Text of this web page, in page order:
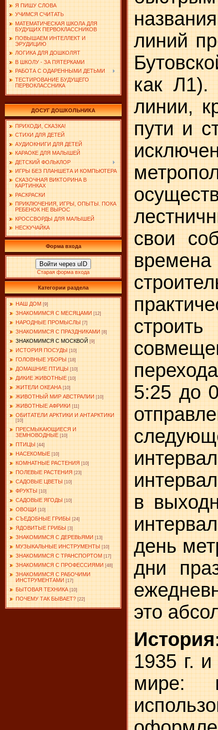
Я ПИШУ СЛОВА
УЧИМСЯ СЧИТАТЬ
МАТЕМАТИЧЕСКАЯ ШКОЛА ДЛЯ
БУДУЩИХ ПЕРВОКЛАССНИКОВ
ПОВЫШАЕМ ИНТЕЛЛЕКТ И
ЭРУДИЦИЮ
ЛОГИКА ДЛЯ ДОШКОЛЯТ
В ШКОЛУ - ЗА ПЯТЕРКАМИ
РАБОТА С ОДАРЕННЫМИ ДЕТЬМИ
ТЕСТИРОВАНИЕ БУДУЩЕГО
ПЕРВОКЛАССНИКА
ДОСУГ ДОШКОЛЬНИКА
ПРИХОДИ, СКАЗКА!
СТИХИ ДЛЯ ДЕТЕЙ
АУДИОКНИГИ ДЛЯ ДЕТЕЙ
КАРАОКЕ ДЛЯ МАЛЫШЕЙ
ДЕТСКИЙ ФОЛЬКЛОР
ИГРЫ БЕЗ ПЛАНШЕТА И КОМПЬЮТЕРА
СКАЗОЧНАЯ ВИКТОРИНА В
КАРТИНКАХ
РАСКРАСКИ
ПРИКЛЮЧЕНИЯ, ИГРЫ, ОПЫТЫ. ПОКА
РЕБЕНОК НЕ ВЫРОС
КРОССВОРДЫ ДЛЯ МАЛЫШЕЙ
НЕСКУЧАЙКА
Форма входа
Войти через uID
Старая форма входа
Категории раздела
НАШ ДОМ [9]
ЗНАКОМИМСЯ С МЕСЯЦАМИ [12]
НАРОДНЫЕ ПРОМЫСЛЫ [7]
ЗНАКОМИМСЯ С ПРАЗДНИКАМИ [8]
ЗНАКОМИМСЯ С МОСКВОЙ [9]
ИСТОРИЯ ПОСУДЫ [10]
ГОЛОВНЫЕ УБОРЫ [18]
ДОМАШНИЕ ПТИЦЫ [10]
ДИКИЕ ЖИВОТНЫЕ [10]
ЖИТЕЛИ ОКЕАНА [10]
ЖИВОТНЫЙ МИР АВСТРАЛИИ [10]
ЖИВОТНЫЕ АФРИКИ [11]
ОБИТАТЕЛИ АРКТИКИ И АНТАРКТИКИ
[10]
ПРЕСМЫКАЮЩИЕСЯ И
ЗЕМНОВОДНЫЕ [10]
ПТИЦЫ [44]
НАСЕКОМЫЕ [10]
КОМНАТНЫЕ РАСТЕНИЯ [10]
ПОЛЕВЫЕ РАСТЕНИЯ [23]
САДОВЫЕ ЦВЕТЫ [10]
ФРУКТЫ [10]
САДОВЫЕ ЯГОДЫ [10]
ОВОЩИ [10]
СЪЕДОБНЫЕ ГРИБЫ [24]
ЯДОВИТЫЕ ГРИБЫ [3]
ЗНАКОМИМСЯ С ДЕРЕВЬЯМИ [13]
МУЗЫКАЛЬНЫЕ ИНСТРУМЕНТЫ [10]
ЗНАКОМИМСЯ С ТРАНСПОРТОМ [17]
ЗНАКОМИМСЯ С ПРОФЕССИЯМИ [48]
ЗНАКОМИМСЯ С РАБОЧИМИ
ИНСТРУМЕНТАМИ [17]
БЫТОВАЯ ТЕХНИКА [10]
ПОЧЕМУ ТАК БЫВАЕТ? [22]
линий
как Л1).
линии,
пути и
свои
времена
5:25 до
в
день
дни
это
1935 г.
мире: